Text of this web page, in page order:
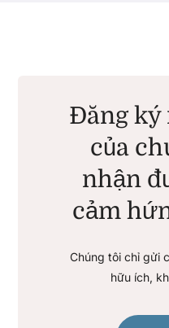
Đăng ký
của
nhận
cảm
Chúng tôi chỉ gửi
hữu ích,